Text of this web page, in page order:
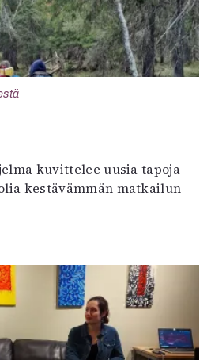
kuvittelee uusia tapoja
kestävämmän matkailun